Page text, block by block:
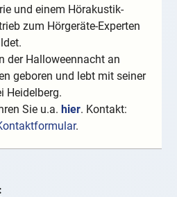
und einem Hörakustik-
zum Hörgeräte-Experten
der Halloweennacht an
geboren und lebt mit seiner
Heidelberg.
Sie u.a.hier. Kontakt:
.